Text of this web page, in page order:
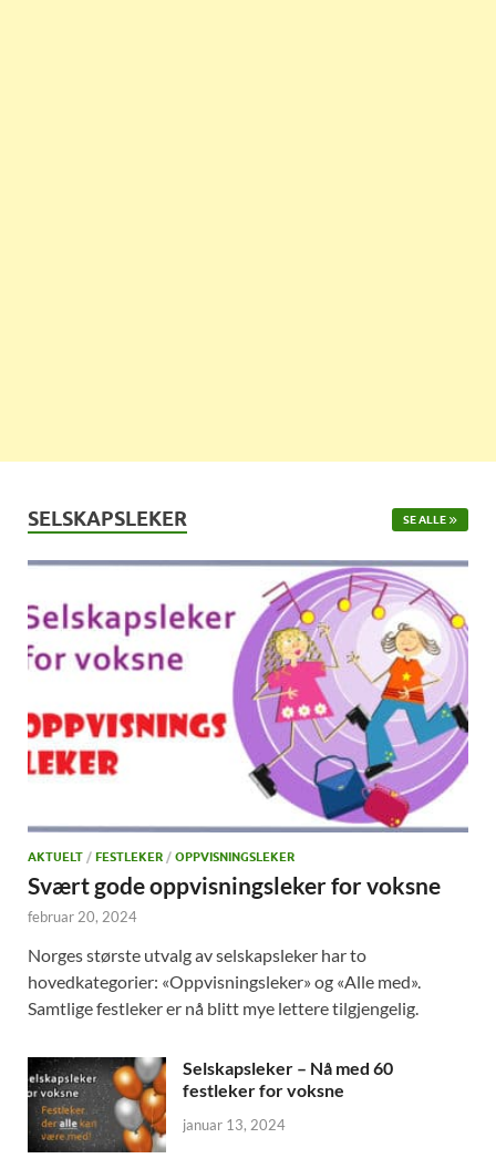
SELSKAPSLEKER SE ALLE
AKTUELT / FESTLEKER / OPPVISNINGSLEKER
Svært gode oppvisningsleker for voksne
februar 20, 2024
Norges største utvalg av selskapsleker har to
hovedkategorier: «Oppvisningsleker» og «Alle med».
Samtlige festleker er nå blitt mye lettere tilgjengelig.
Selskapsleker – Nå med 60
festleker for voksne
januar 13, 2024